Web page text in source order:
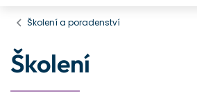
Školení a poradenství
Školení